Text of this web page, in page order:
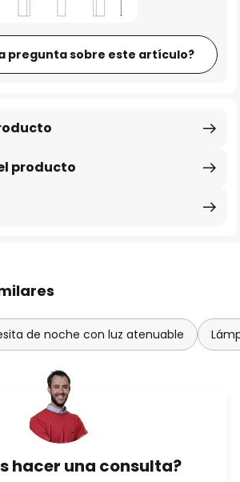
pregunta sobre este artículo?
producto
de noche con luz atenuable
hacer una consulta?